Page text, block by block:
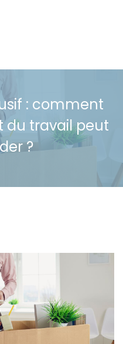
: comment
du travail peut
?